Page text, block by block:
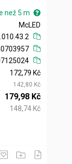
než 5 m
McLED
172,79 Kč
142,80 Kč
179,98 Kč
148,74 Kč